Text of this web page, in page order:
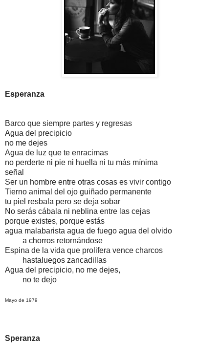
Esperanza
Barco que siempre partes y regresas
Agua del precipicio
no me dejes
Agua de luz que te enracimas
no perderte ni pie ni huella ni tu más mínima
señal
Ser un hombre entre otras cosas es vivir contigo
Tierno animal del ojo guiñado permanente
tu piel resbala pero se deja sobar
No serás cábala ni neblina entre las cejas
porque existes, porque estás
agua malabarista agua de fuego agua del olvido
a chorros retornándose
Espina de la vida que prolifera vence charcos
hastaluegos zancadillas
Agua del precipicio, no me dejes,
no te dejo
Mayo de 1979
Speranza